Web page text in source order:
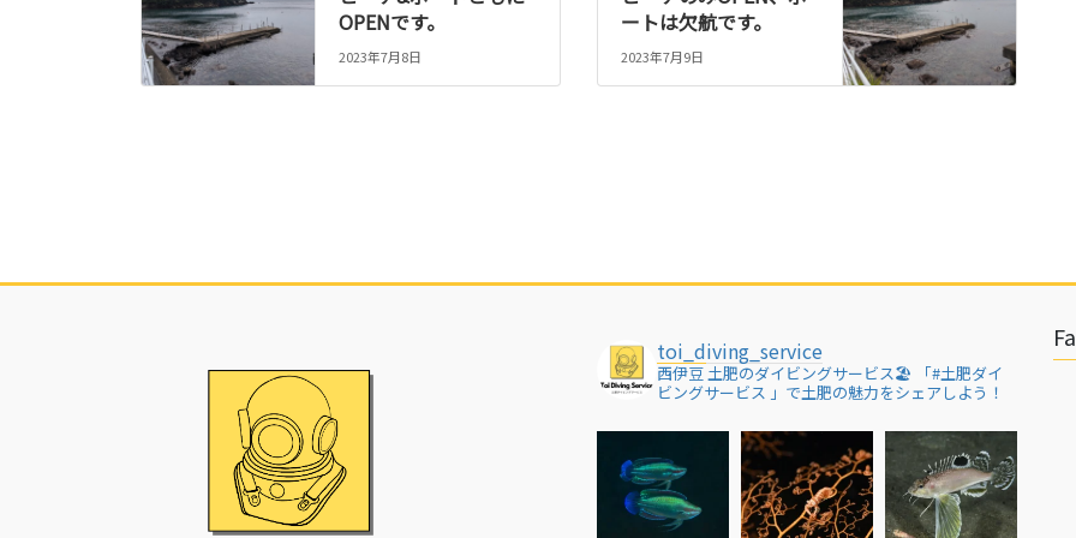
OPENです。
2023年7月8日
ートは欠航です。
2023年7月9日
toi_diving_service
西伊豆 土肥のダイビングサービス🏖
「#土肥ダイ
ビングサービス 」で土肥の魅力をシェアしよう！